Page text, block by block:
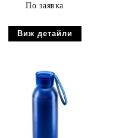
По заявка
Виж детайли